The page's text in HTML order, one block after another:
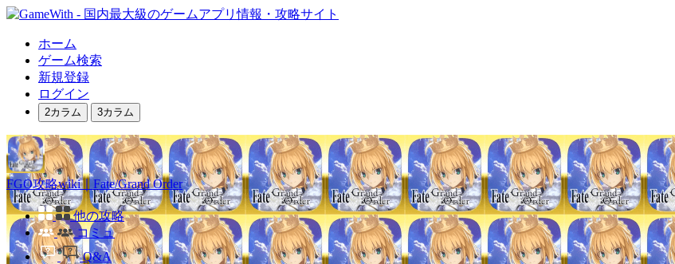
ホーム
ゲーム検索
新規登録
ログイン
2カラム 3カラム
FGO攻略wiki｜Fate/Grand Order
他の攻略
コミュ
Q&A